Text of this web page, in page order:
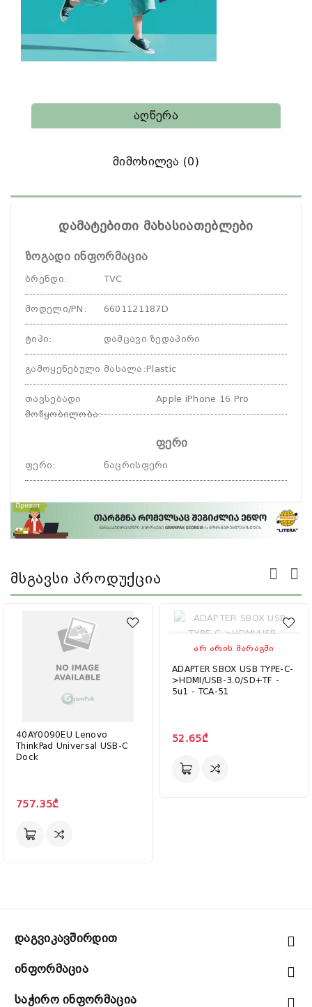
Აღწერა
Მიმოხილვა (0)
დამატებითი მახასიათებლები
ზოგადი ინფორმაცია
ბრენდი: TVC
მოდელი/PN : 6601121187D
ტიპი: დამცავი ზედაპირი
გამოყენებული მასალა :Plastic
თავსებადი
მოწყობილობა:
Apple iPhone 16 Pro
ფერი
ფერი: ნაცრისფერი
Მსგავსი Პროდუქცია
40AY0090EU Lenovo
ThinkPad Universal USB-C
Dock
757.35₾
ᲐᲠ ᲐᲠᲘᲡ ᲛᲐᲠᲐᲒᲨᲘ
ADAPTER SBOX USB TYPE-C-
>HDMI/USB-3.0/SD+TF -
5u1 - TCA-51
52.65₾
Დაგვიკავშირდით
Ინფორმაცია
Საჭირო Ინფორმაცია